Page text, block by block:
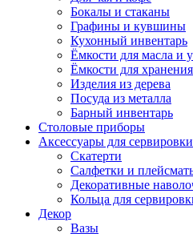
Бокалы и стаканы
Графины и кувшины
Кухонный инвентарь
Ёмкости для масла и
Ёмкости для хранения
Изделия из дерева
Посуда из металла
Барный инвентарь
Столовые приборы
Аксессуары для сервировки
Скатерти
Cалфетки и
Декоративные
Кольца для
Декор
Вазы